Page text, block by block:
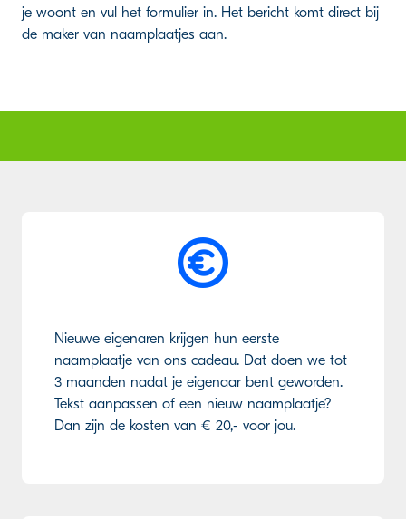
je woont en vul het formulier in. Het bericht komt direct bij
de maker van naamplaatjes aan.
Nieuwe eigenaren krijgen hun eerste
naamplaatje van ons cadeau. Dat doen we tot
3 maanden nadat je eigenaar bent geworden.
Tekst aanpassen of een nieuw naamplaatje?
Dan zijn de kosten van € 20,- voor jou.